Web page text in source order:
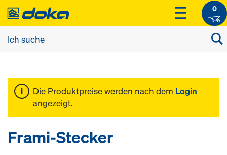
0
Die Produktpreise werden nach dem Login
angezeigt.
Frami-Stecker